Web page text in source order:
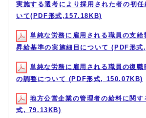
実施する選考により採用された者の初
いて(PDF形式,157.18KB)
単純な労務に雇用される職員の支
昇給基準の実施細目について (PDF形
単純な労務に雇用される職員の復
の調整について (PDF形式, 150.07KB)
地方公営企業の管理者の給料に関
式, 79.13KB)